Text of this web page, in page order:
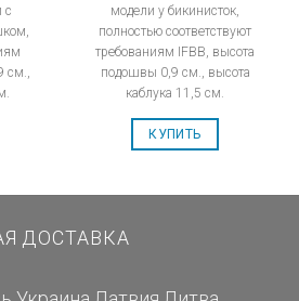
с
см.,
модели у бикинисток,
полностью соответствуют
требованиям IFBB, высота
подошвы 0,9 см., высота
каблука 11,5 см.
КУПИТЬ
ДОСТАВКА